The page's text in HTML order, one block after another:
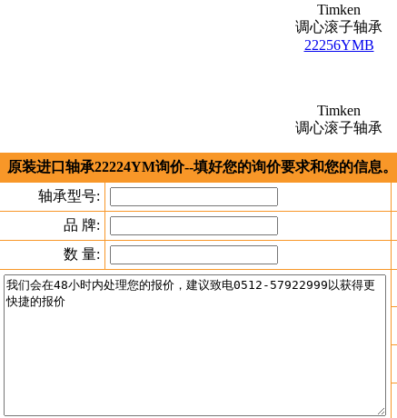
Timken
调心滚子轴承
22256YMB
Timken
调心滚子轴承
原装进口轴承22224YM询价--填好您的询价要求和您的信息。
轴承型号:
品 牌:
数 量: